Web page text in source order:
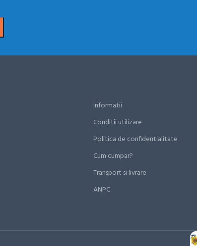
Informatii
Conditii utilizare
Politica de confidentialitate
Cum cumpar?
Transport si livrare
ANPC